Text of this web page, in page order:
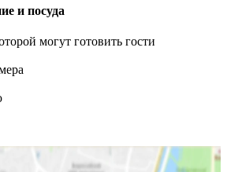
и посуда
могут готовить гости